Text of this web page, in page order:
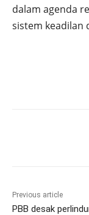
dalam agenda
sistem keadilan
Previous article
PBB desak